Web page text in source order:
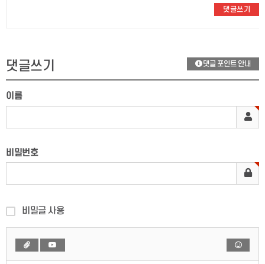
댓글쓰기
댓글쓰기 댓글 포인트 안내
이름
비밀번호
비밀글 사용